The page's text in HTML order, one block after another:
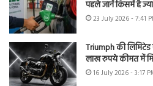
पहले जानें किसमें है
23 July 2026 - 7:41
Triumph की
लाख रुपये कीमत में
16 July 2026 - 3:17